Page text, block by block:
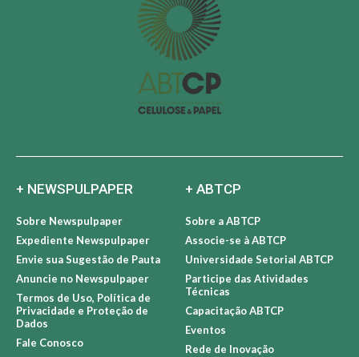
+ NEWSPULPAPER
Sobre Newspulpaper
Expediente Newspulpaper
Envie sua Sugestão de Pauta
Anuncie no Newspulpaper
Termos de Uso, Política de
Privacidade e Proteção de
Dados
Fale Conosco
+ ABTCP
Sobre a ABTCP
Associe-se à ABTCP
Universidade Setorial ABTCP
Participe das Atividades
Técnicas
Capacitação ABTCP
Eventos
Rede de Inovação